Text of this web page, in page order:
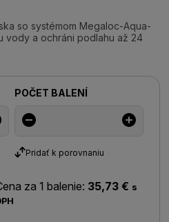
so systémom Megaloc-Aqua-
vody a ochráni podlahu až 24
POČET BALENÍ
Pridať k porovnaniu
za 1 balenie: 35,73 € s